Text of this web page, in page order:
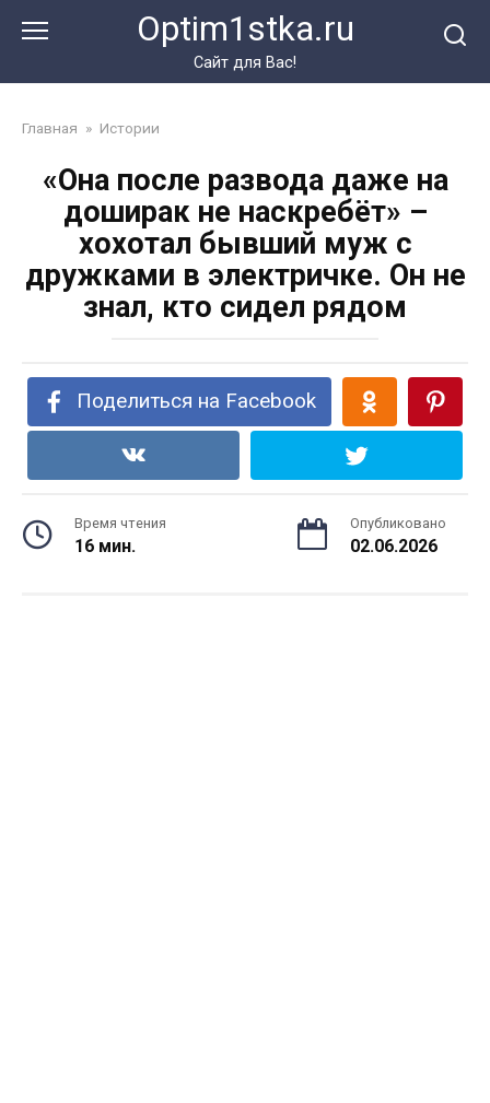
Optim1stka.ru
Сайт для Вас!
Главная » Истории
«Она после развода даже на
доширак не наскребёт» –
хохотал бывший муж с
дружками в электричке. Он не
знал, кто сидел рядом
Поделиться на Facebook
Время чтения
16 мин.
Опубликовано
02.06.2026